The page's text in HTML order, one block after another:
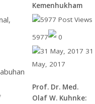
Kemenhukham
5977
0
31
May, 2017
Prof. Dr. Med.
Olaf W. Kuhnke: